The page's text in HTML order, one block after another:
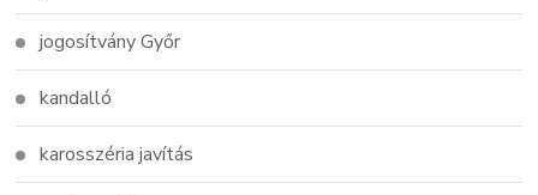
jogosítvány Győr
kandalló
karosszéria javítás